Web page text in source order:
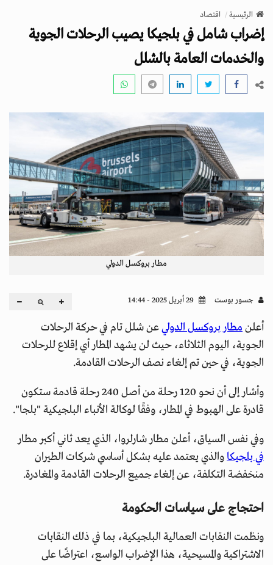
v
g
a
n
الرئيسية اقتصاد
إضراب شامل في بلجيكا يصيب الرحلات الجوية
والخدمات العامة بالشلل
مطار بروكسل الدولي
جسور بوست
أعلنمطار بروكسل الدوليعن شلل تام في حركة الرحلات
الجوية، اليوم الثلاثاء، حيث لن يشهد المطار أي إقلاع للرحلات
الجوية، في حين تم إلغاء نصف الرحلات القادمة.
وأشار إلى أن نحو 120 رحلة من أصل 240 رحلة قادمة ستكون
قادرة على الهبوط في المطار، وفقًا لوكالة الأنباء البلجيكية "بلجا".
وفي نفس السياق، أعلن مطار شارلروا، الذي يعد ثاني أكبر مطار
في بلجيكاوالذي يعتمد عليه بشكل أساسي شركات الطيران
منخفضة التكلفة، عن إلغاء جميع الرحلات القادمة والمغادرة.
احتجاج على سياسات الحكومة
ونظمت النقابات العمالية البلجيكية، بما في ذلك النقابات
الاشتراكية والمسيحية، هذا الإضراب الواسع، اعتراضًا على